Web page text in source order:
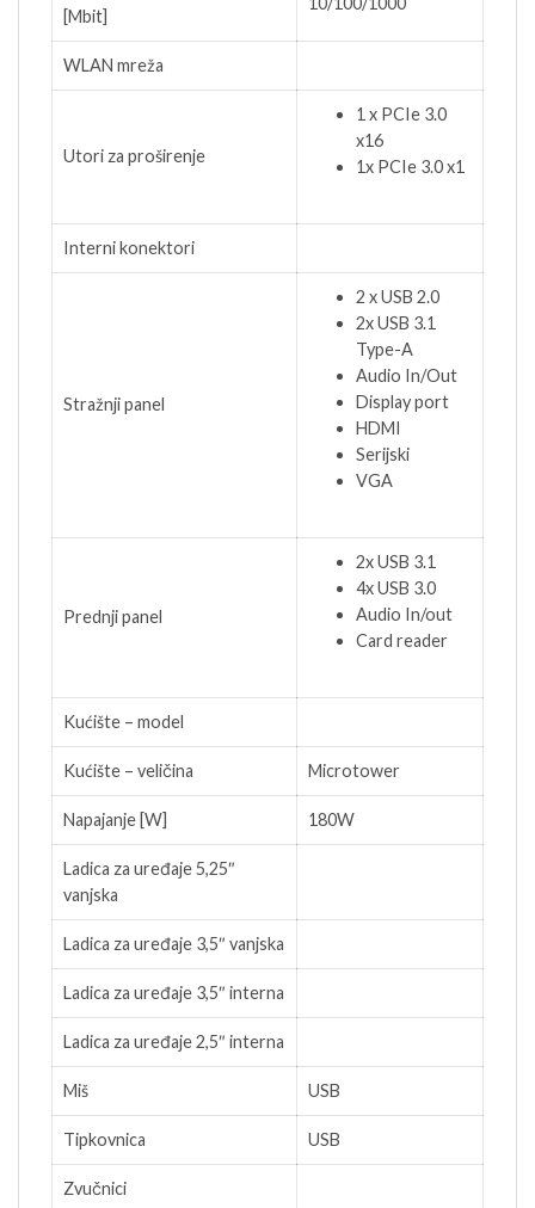
[Mbit]
WLAN mreža
Utori za proširenje
1 x PCIe 3.0
x16
1x PCIe 3.0 x1
Interni konektori
Stražnji panel
2 x USB 2.0
2x USB 3.1
Type-A
Audio In/Out
Display port
HDMI
Serijski
VGA
Prednji panel
2x USB 3.1
4x USB 3.0
Audio In/out
Card reader
Kućište – model
Kućište – veličina Microtower
Napajanje [W] 180W
Ladica za uređaje 5,25″
vanjska
Ladica za uređaje 3,5″ vanjska
Ladica za uređaje 3,5″ interna
Ladica za uređaje 2,5″ interna
Miš USB
Tipkovnica USB
Zvučnici